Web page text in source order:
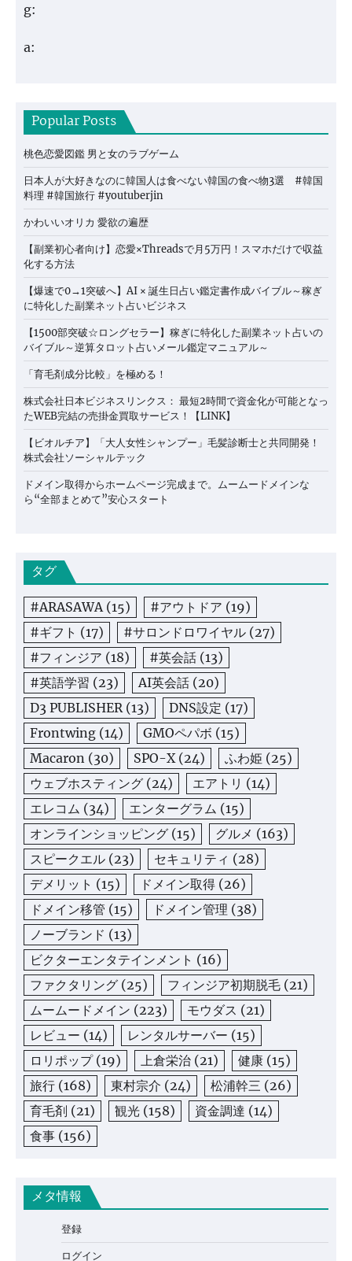
g:
a:
Popular Posts
桃色恋愛図鑑 男と女のラブゲーム
日本人が大好きなのに韓国人は食べない韓国の食べ物3選 #韓国
料理 #韓国旅行 #youtuberjin
かわいいオリカ 愛欲の遍歴
【副業初心者向け】恋愛×Threadsで月5万円！スマホだけで収益
化する方法
【爆速で0→1突破へ】AI × 誕生日占い鑑定書作成バイブル～稼ぎ
に特化した副業ネット占いビジネス
【1500部突破☆ロングセラー】稼ぎに特化した副業ネット占いの
バイブル～逆算タロット占いメール鑑定マニュアル～
「育毛剤成分比較」を極める！
株式会社日本ビジネスリンクス： 最短2時間で資金化が可能となっ
たWEB完結の売掛金買取サービス！【LINK】
【ビオルチア】「大人女性シャンプー」毛髪診断士と共同開発！
株式会社ソーシャルテック
ドメイン取得からホームページ完成まで。ムームードメインな
ら“全部まとめて”安心スタート
タグ
#ARASAWA (15) #アウトドア (19)
#ギフト (17) #サロンドロワイヤル (27)
#フィンジア (18) #英会話 (13)
#英語学習 (23) AI英会話 (20)
D3 PUBLISHER (13) DNS設定 (17)
Frontwing (14) GMOペパボ (15)
Macaron (30) SPO-X (24) ふわ姫 (25)
ウェブホスティング (24) エアトリ (14)
エレコム (34) エンターグラム (15)
オンラインショッピング (15) グルメ (163)
スピークエル (23) セキュリティ (28)
デメリット (15) ドメイン取得 (26)
ドメイン移管 (15) ドメイン管理 (38)
ノーブランド (13)
ビクターエンタテインメント (16)
ファクタリング (25) フィンジア初期脱毛 (21)
ムームードメイン (223) モウダス (21)
レビュー (14) レンタルサーバー (15)
ロリポップ(19) 上倉栄治 (21) 健康 (15)
旅行 (168) 東村宗介 (24) 松浦幹三 (26)
育毛剤 (21) 観光 (158) 資金調達 (14)
食事 (156)
メタ情報
登録
ログイン